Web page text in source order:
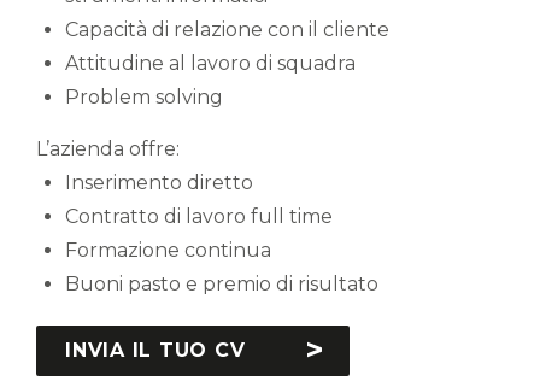
Capacità di relazione con il cliente
Attitudine al lavoro di squadra
Problem solving
L’azienda offre:
Inserimento diretto
Contratto di lavoro full time
Formazione continua
Buoni pasto e premio di risultato
INVIA IL TUO CV